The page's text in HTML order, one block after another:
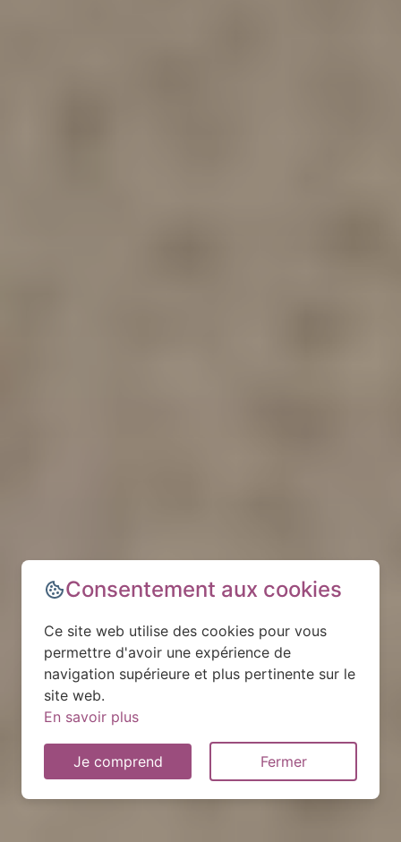
Consentement aux cookies
Ce site web utilise des cookies pour vous
permettre d'avoir une expérience de
navigation supérieure et plus pertinente sur le
site web.
En savoir plus
Je comprend Fermer